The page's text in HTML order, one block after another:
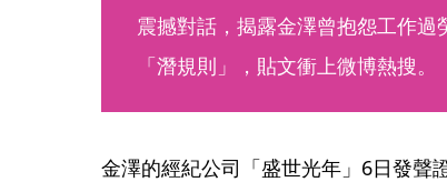
震撼對話，揭露金澤曾抱怨工作
「潛規則」，貼文衝上微博熱搜。
金澤的經紀公司「盛世光年」6日發聲